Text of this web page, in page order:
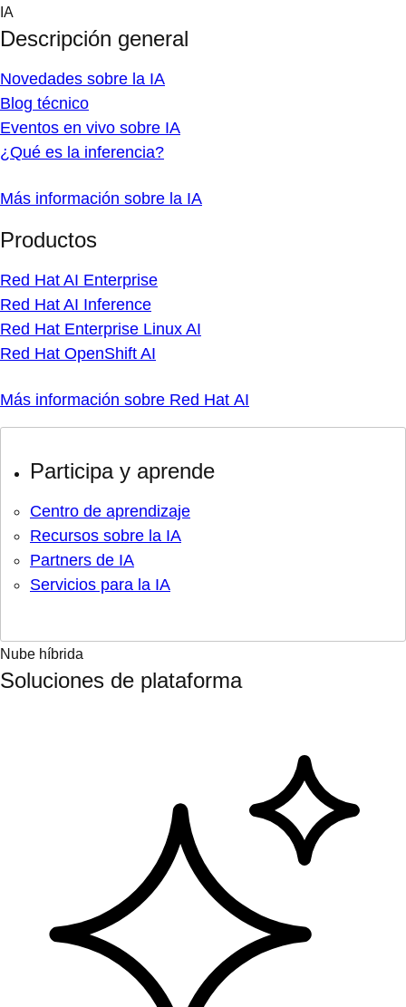
Skip
content
IA
Descripción general
Novedades sobre la IA
Blog técnico
Eventos en vivo sobre IA
¿Qué es la inferencia?
Más información sobre la IA
Productos
Red Hat AI Enterprise
Red Hat AI Inference
Red Hat Enterprise Linux AI
Red Hat OpenShift AI
Más información sobre Red Hat AI
Participa y aprende
Centro de aprendizaje
Recursos sobre la IA
Partners de IA
Servicios para la IA
Nube híbrida
Soluciones de plataforma